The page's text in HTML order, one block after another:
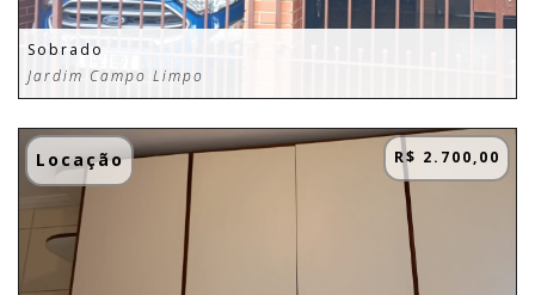
Sobrado
Jardim Campo Limpo
Locação R$ 2.700,00